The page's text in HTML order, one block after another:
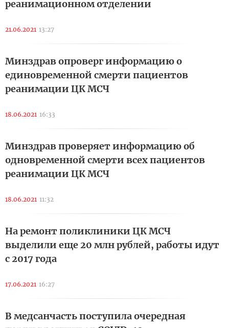
реанимационном отделении
21.06.2021 13:27
Минздрав опроверг информацию о
единовременной смерти пациентов
реанимации ЦК МСЧ
18.06.2021 16:33
Минздрав проверяет информацию об
одновременной смерти всех пациентов
реанимации ЦК МСЧ
18.06.2021 11:32
На ремонт поликлиники ЦК МСЧ
выделили еще 20 млн рублей, работы идут
с 2017 года
17.06.2021 16:27
В медсанчасть поступила очередная